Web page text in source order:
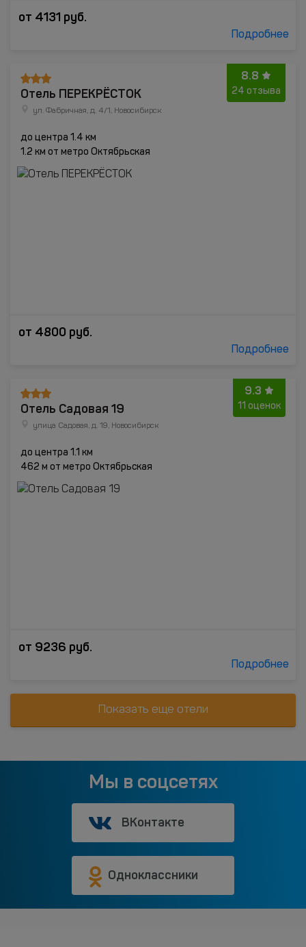
от 4131 руб.
Подробнее
8.8
24 отзыва
Отель ПЕРЕКРЁСТОК
ул. Фабричная, д. 4/1, Новосибирск
до центра 1.4 км
1.2 км от метро Октябрьская
от 4800 руб.
Подробнее
9.3
11 оценок
Отель Садовая 19
улица Садовая, д. 19, Новосибирск
до центра 1.1 км
462 м от метро Октябрьская
от 9236 руб.
Подробнее
Показать еще отели
Мы в соцсетях
ВКонтакте
Одноклассники